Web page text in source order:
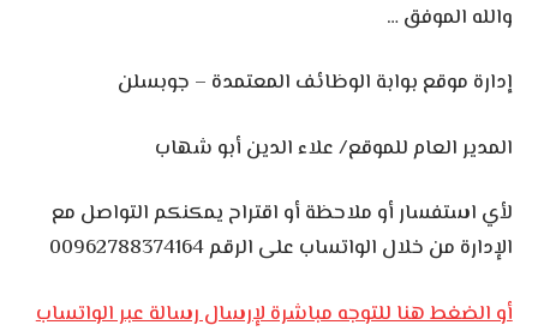
والله الموفق …
إدارة موقع بوابة الوظائف المعتمدة – جوبسلن
المدير العام للموقع/ علاء الدين أبو شهاب
لأي استفسار أو ملاحظة أو اقتراح يمكنكم التواصل مع
الإدارة من خلال الواتساب على الرقم 00962788374164
أو الضغط هنا للتوجه مباشرة لإرسال رسالة عبر الواتساب